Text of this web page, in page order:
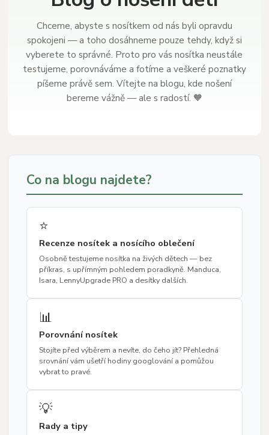
Chceme, abyste s nosítkem od nás byli opravdu
spokojeni — a toho dosáhneme pouze tehdy, když si
vyberete to správné. Proto pro vás nosítka neustále
testujeme, porovnáváme a fotíme a veškeré poznatky
píšeme právě sem. Vítejte na blogu, kde nošení
bereme vážně — ale s radostí. 🧡
Co na blogu najdete?
⭐
Recenze nosítek a nosícího oblečení
Osobně testujeme nosítka na živých dětech — bez
příkras, s upřímným pohledem poradkyně. Manduca,
Isara, LennyUpgrade PRO a desítky dalších.
📊
Porovnání nosítek
Stojíte před výběrem a nevíte, do čeho jít? Přehledná
srovnání vám ušetří hodiny googlování a pomůžou
vybrat to pravé.
💡
Rady a tipy